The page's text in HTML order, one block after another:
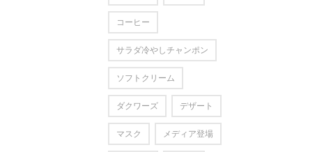
コーヒー
サラダ冷やしチャンポン
ソフトクリーム
ダクワーズ デザート
マスク メディア登場